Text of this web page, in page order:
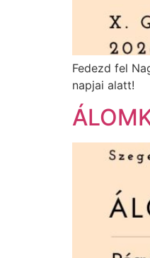
Fedezd fel
napjai alatt!